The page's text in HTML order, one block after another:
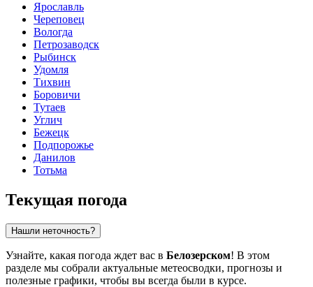
Ярославль
Череповец
Вологда
Петрозаводск
Рыбинск
Удомля
Тихвин
Боровичи
Тутаев
Углич
Бежецк
Подпорожье
Данилов
Тотьма
Текущая погода
Нашли неточность?
Узнайте, какая погода ждет вас в Белозерском! В этом
разделе мы собрали актуальные метеосводки, прогнозы и
полезные графики, чтобы вы всегда были в курсе.